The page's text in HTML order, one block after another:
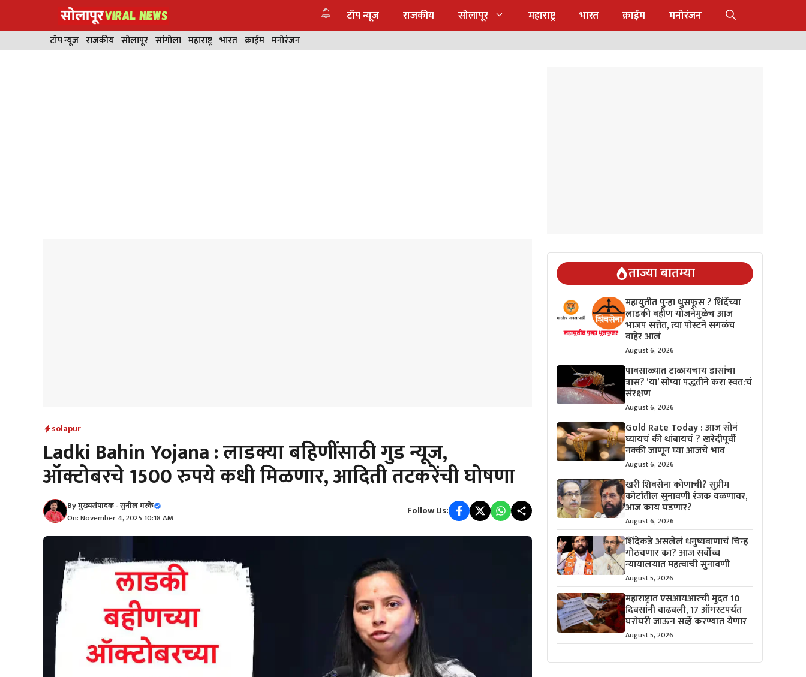
टॉप न्यूज राजकीय सोलापूर महाराष्ट्र भारत क्राईम मनोरंजन
टॉप न्यूज राजकीय सोलापूर सांगोला महाराष्ट्र भारत क्राईम मनोरंजन
solapur
Ladki Bahin Yojana : लाडक्या बहिणींसाठी गुड न्यूज,
ऑक्टोबरचे 1500 रुपये कधी मिळणार, आदिती तटकरेंची घोषणा
Byमुख्यसंपादक - सुनील मस्के
On: November 4, 2025 10:18 AM
Follow Us:
ताज्या बातम्या
महायुतीत पुन्हा धुसफूस ? शिंदेंच्या
लाडकी बहीण योजनेमुळेच आज
भाजप सत्तेत, त्या पोस्टने सगळंच
बाहेर आलं
August 6, 2026
पावसाळ्यात टाळायचाय डासांचा
त्रास? ‘या’ सोप्या पद्धतीने करा स्वत:चं
संरक्षण
August 6, 2026
Gold Rate Today : आज सोनं
घ्यायचं की थांबायचं ? खरेदीपूर्वी
नक्की जाणून घ्या आजचे भाव
August 6, 2026
खरी शिवसेना कोणाची? सुप्रीम
कोर्टातील सुनावणी रंजक वळणावर,
आज काय घडणार?
August 6, 2026
शिंदेंकडे असलेलं धनुष्यबाणाचं चिन्ह
गोठवणार का? आज सर्वोच्च
न्यायालयात महत्वाची सुनावणी
August 5, 2026
महाराष्ट्रात एसआयआरची मुदत 10
दिवसांनी वाढवली, 17 ऑगस्टपर्यंत
घरोघरी जाऊन सर्व्हे करण्यात येणार
August 5, 2026